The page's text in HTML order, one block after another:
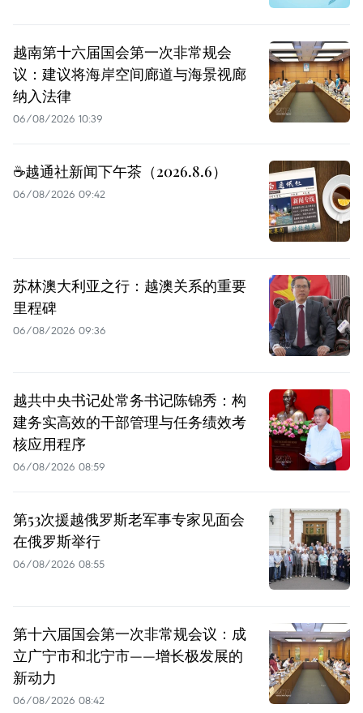
越南第十六届国会第一次非常规会
议：建议将海岸空间廊道与海景视廊
纳入法律
06/08/2026 10:39
☕️越通社新闻下午茶（2026.8.6）
06/08/2026 09:42
苏林澳大利亚之行：越澳关系的重要
里程碑
06/08/2026 09:36
越共中央书记处常务书记陈锦秀：构
建务实高效的干部管理与任务绩效考
核应用程序
06/08/2026 08:59
第53次援越俄罗斯老军事专家见面会
在俄罗斯举行
06/08/2026 08:55
第十六届国会第一次非常规会议：成
立广宁市和北宁市——增长极发展的
新动力
06/08/2026 08:42